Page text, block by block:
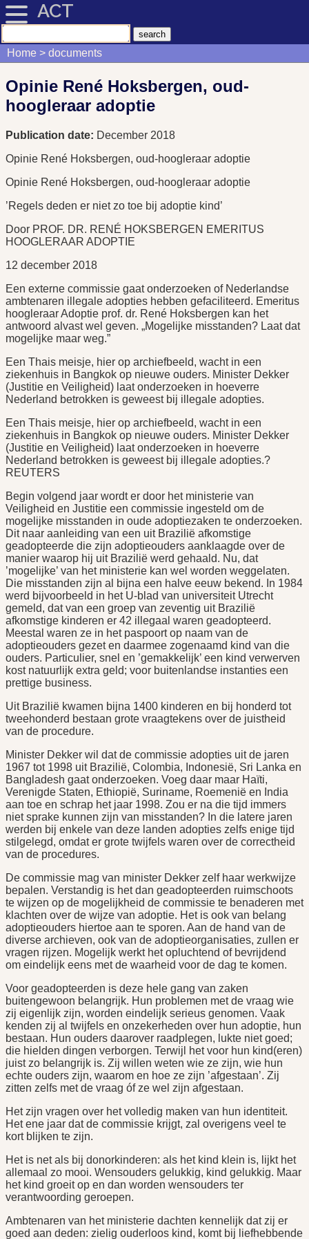
ACT
Home documents
Opinie René Hoksbergen, oud-
hoogleraar adoptie
Publication date: December 2018
Opinie René Hoksbergen, oud-hoogleraar adoptie
Opinie René Hoksbergen, oud-hoogleraar adoptie
’Regels deden er niet zo toe bij adoptie kind’
Door PROF. DR. RENÉ HOKSBERGEN EMERITUS
HOOGLERAAR ADOPTIE
12 december 2018
Een externe commissie gaat onderzoeken of Nederlandse
ambtenaren illegale adopties hebben gefaciliteerd. Emeritus
hoogleraar Adoptie prof. dr. René Hoksbergen kan het
antwoord alvast wel geven. „Mogelijke misstanden? Laat dat
mogelijke maar weg.”
Een Thais meisje, hier op archiefbeeld, wacht in een
ziekenhuis in Bangkok op nieuwe ouders. Minister Dekker
(Justitie en Veiligheid) laat onderzoeken in hoeverre
Nederland betrokken is geweest bij illegale adopties.
Een Thais meisje, hier op archiefbeeld, wacht in een
ziekenhuis in Bangkok op nieuwe ouders. Minister Dekker
(Justitie en Veiligheid) laat onderzoeken in hoeverre
Nederland betrokken is geweest bij illegale adopties.?
REUTERS
Begin volgend jaar wordt er door het ministerie van
Veiligheid en Justitie een commissie ingesteld om de
mogelijke misstanden in oude adoptiezaken te onderzoeken.
Dit naar aanleiding van een uit Brazilië afkomstige
geadopteerde die zijn adoptieouders aanklaagde over de
manier waarop hij uit Brazilië werd gehaald. Nu, dat
’mogelijke’ van het ministerie kan wel worden weggelaten.
Die misstanden zijn al bijna een halve eeuw bekend. In 1984
werd bijvoorbeeld in het U-blad van universiteit Utrecht
gemeld, dat van een groep van zeventig uit Brazilië
afkomstige kinderen er 42 illegaal waren geadopteerd.
Meestal waren ze in het paspoort op naam van de
adoptieouders gezet en daarmee zogenaamd kind van die
ouders. Particulier, snel en ’gemakkelijk’ een kind verwerven
kost natuurlijk extra geld; voor buitenlandse instanties een
prettige business.
Uit Brazilië kwamen bijna 1400 kinderen en bij honderd tot
tweehonderd bestaan grote vraagtekens over de juistheid
van de procedure.
Minister Dekker wil dat de commissie adopties uit de jaren
1967 tot 1998 uit Brazilië, Colombia, Indonesië, Sri Lanka en
Bangladesh gaat onderzoeken. Voeg daar maar Haïti,
Verenigde Staten, Ethiopië, Suriname, Roemenië en India
aan toe en schrap het jaar 1998. Zou er na die tijd immers
niet sprake kunnen zijn van misstanden? In die latere jaren
werden bij enkele van deze landen adopties zelfs enige tijd
stilgelegd, omdat er grote twijfels waren over de correctheid
van de procedures.
De commissie mag van minister Dekker zelf haar werkwijze
bepalen. Verstandig is het dan geadopteerden ruimschoots
te wijzen op de mogelijkheid de commissie te benaderen met
klachten over de wijze van adoptie. Het is ook van belang
adoptieouders hiertoe aan te sporen. Aan de hand van de
diverse archieven, ook van de adoptieorganisaties, zullen er
vragen rijzen. Mogelijk werkt het opluchtend of bevrijdend
om eindelijk eens met de waarheid voor de dag te komen.
Voor geadopteerden is deze hele gang van zaken
buitengewoon belangrijk. Hun problemen met de vraag wie
zij eigenlijk zijn, worden eindelijk serieus genomen. Vaak
kenden zij al twijfels en onzekerheden over hun adoptie, hun
bestaan. Hun ouders daarover raadplegen, lukte niet goed;
die hielden dingen verborgen. Terwijl het voor hun kind(eren)
juist zo belangrijk is. Zij willen weten wie ze zijn, wie hun
echte ouders zijn, waarom en hoe ze zijn ’afgestaan’. Zij
zitten zelfs met de vraag óf ze wel zijn afgestaan.
Het zijn vragen over het volledig maken van hun identiteit.
Het ene jaar dat de commissie krijgt, zal overigens veel te
kort blijken te zijn.
Het is net als bij donorkinderen: als het kind klein is, lijkt het
allemaal zo mooi. Wensouders gelukkig, kind gelukkig. Maar
het kind groeit op en dan worden wensouders ter
verantwoording geroepen.
Ambtenaren van het ministerie dachten kennelijk dat zij er
goed aan deden: zielig ouderloos kind, komt bij liefhebbende